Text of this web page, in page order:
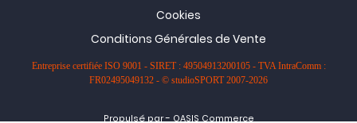
Cookies
Conditions Générales de Vente
Entreprise certifiée ISO 9001 - SIRET : 49504913200105 - TVA IntraComm :
FR02495049132 - © studioSPORT 2007-2026
Propulsé par- OASIS Commerce